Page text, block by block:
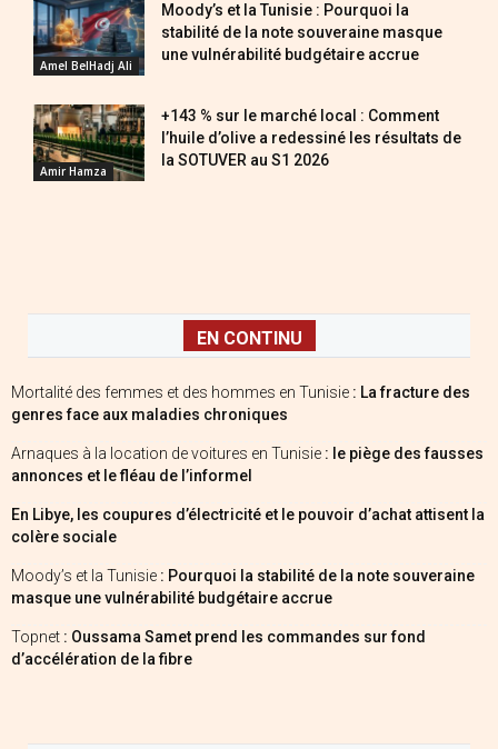
Amel BelHadj Ali
Moody’s et la Tunisie : Pourquoi la
stabilité de la note souveraine masque
une vulnérabilité budgétaire accrue
Amir Hamza
+143 % sur le marché local : Comment
l’huile d’olive a redessiné les résultats de
la SOTUVER au S1 2026
EN CONTINU
Mortalité des femmes et des hommes en Tunisie : La fracture des
genres face aux maladies chroniques
Arnaques à la location de voitures en Tunisie : le piège des fausses
annonces et le fléau de l’informel
En Libye, les coupures d’électricité et le pouvoir d’achat attisent la
colère sociale
Moody’s et la Tunisie : Pourquoi la stabilité de la note souveraine
masque une vulnérabilité budgétaire accrue
Topnet : Oussama Samet prend les commandes sur fond
d’accélération de la fibre